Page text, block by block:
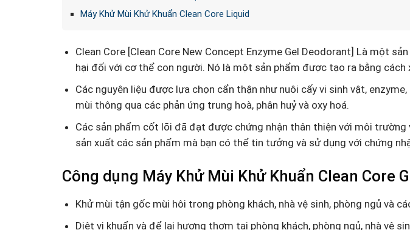
Máy Khử Mùi Khử Khuẩn Clean Core Liquid
Clean Core [Clean Core New Concept Enzyme Gel Deodorant] Là một
hại đối với cơ thể con người. Nó là một sản phẩm được tạo ra bằng cách
Các nguyên liệu được lựa chọn cẩn thận như nuôi cấy vi sinh vật,
mùi thông qua các phản ứng trung hoà, phân huỷ và oxy hoá.
Các sản phẩm cốt lõi đã đạt được chứng nhận thân thiện với môi
sản xuất các sản phẩm mà bạn có thể tin tưởng và sử dụng với chứng
Công dụng Máy Khử Mùi Khử Khuẩn Clean Core
Khử mùi tận gốc mùi hôi trong phòng khách, nhà vệ sinh, phòng ngủ và
Diệt vi khuẩn và để lại hương thơm tại phòng khách, phòng ngủ, nhà vệ